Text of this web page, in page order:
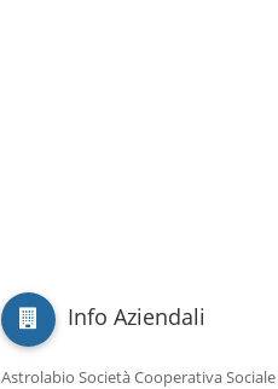
Info Aziendali
Astrolabio Società Cooperativa Sociale